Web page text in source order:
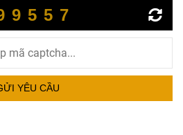
YÊU CẦU